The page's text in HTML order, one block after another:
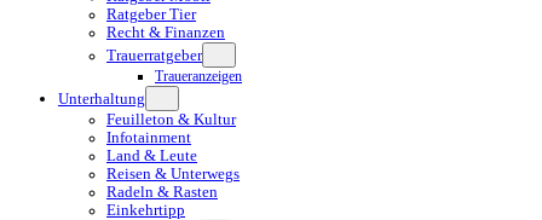
Ratgeber Tier
Recht & Finanzen
Trauerratgeber
Traueranzeigen
Unterhaltung
Feuilleton & Kultur
Infotainment
Land & Leute
Reisen & Unterwegs
Radeln & Rasten
Einkehrtipp